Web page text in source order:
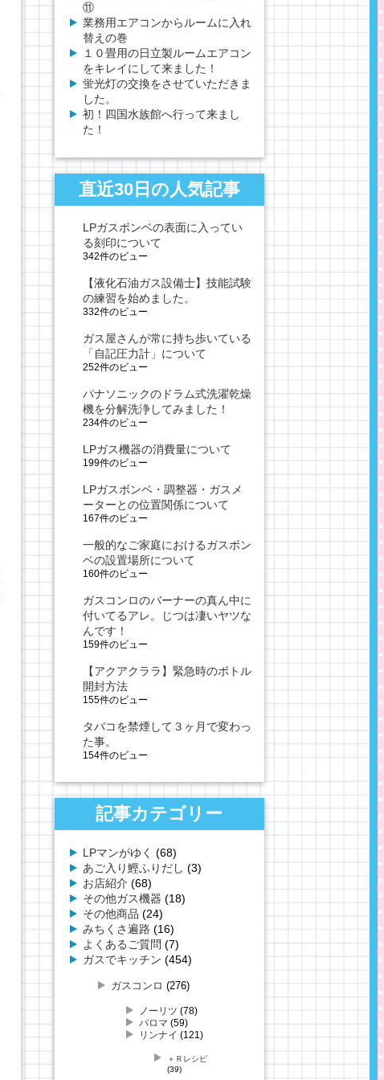
⑪
業務用エアコンからルームに入れ
替えの巻
１０畳用の日立製ルームエアコン
をキレイにして来ました！
蛍光灯の交換をさせていただきま
した。
初！四国水族館へ行って来まし
た！
直近30日の人気記事
LPガスボンベの表面に入ってい
る刻印について
342件のビュー
【液化石油ガス設備士】技能試験
の練習を始めました。
332件のビュー
ガス屋さんが常に持ち歩いている
「自記圧力計」について
252件のビュー
パナソニックのドラム式洗濯乾燥
機を分解洗浄してみました！
234件のビュー
LPガス機器の消費量について
199件のビュー
LPガスボンベ・調整器・ガスメ
ーターとの位置関係について
167件のビュー
一般的なご家庭におけるガスボン
ベの設置場所について
160件のビュー
ガスコンロのバーナーの真ん中に
付いてるアレ。じつは凄いヤツな
んです！
159件のビュー
【アクアクララ】緊急時のボトル
開封方法
155件のビュー
タバコを禁煙して３ヶ月で変わっ
た事。
154件のビュー
記事カテゴリー
LPマンがゆく (68)
あご入り鰹ふりだし (3)
お店紹介 (68)
その他ガス機器 (18)
その他商品 (24)
みちくさ遍路 (16)
よくあるご質問 (7)
ガスでキッチン (454)
ガスコンロ (276)
ノーリツ (78)
パロマ (59)
リンナイ (121)
＋Ｒレシピ
(39)